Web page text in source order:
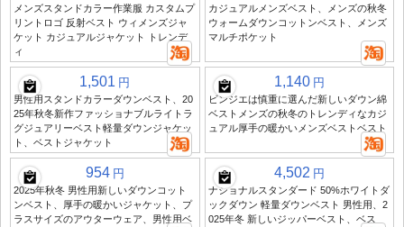
メンズスタンドカラー作業服 カスタムプ
リントロゴ 反射ベスト ウィメンズジャ
ケット カジュアルジャケット トレンデ
ィ
カジュアルメンズベスト、メンズの秋冬
ウォームダウンコットンベスト、メンズ
マルチポケット
1,501 円
男性用スタンドカラーダウンベスト、20
25年秋冬新作ファッショナブルライトラ
グジュアリーベスト軽量ダウンジャケッ
ト、ベストジャケット
1,140 円
ビンジエは慎重に選んだ新しいダウン綿
ベストメンズの秋冬のトレンディなカジ
ュアル厚手の暖かいメンズベストベスト
954 円
2025年秋冬 男性用新しいダウンコット
ンベスト、厚手の暖かいジャケット、プ
ラスサイズのアウターウェア、男性用ベ
4,502 円
ナショナルスタンダード 50%ホワイトダ
ックダウン 軽量ダウンベスト 男性用、2
025年冬 新しいジッパーベスト、ベス